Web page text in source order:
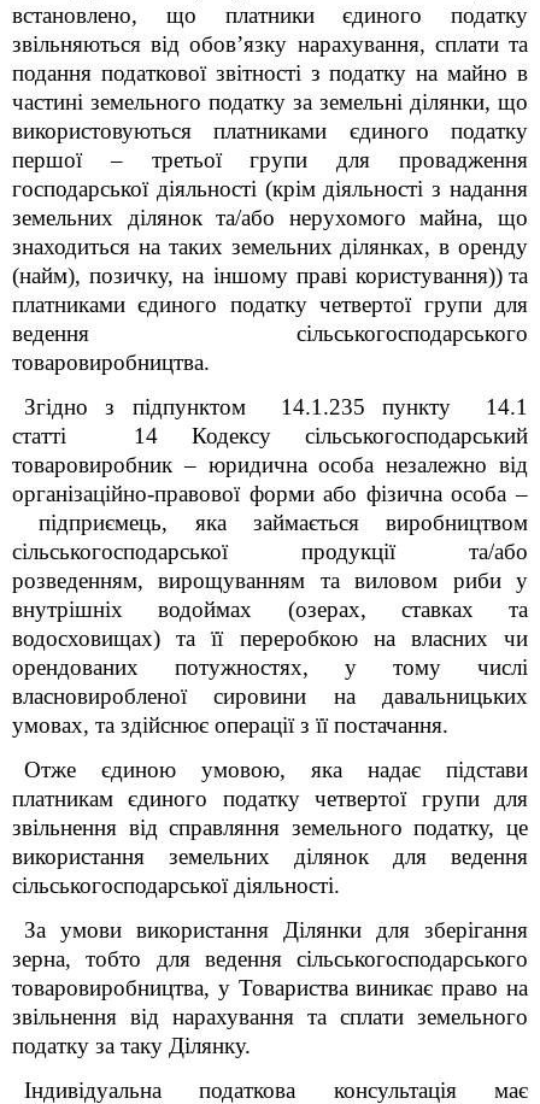
встановлено, що платники єдиного податку
звільняються від обов’язку нарахування, сплати та
подання податкової звітності з податку на майно в
частині земельного податку за земельні ділянки, що
використовуються платниками єдиного податку
першої – третьої групи для провадження
господарської діяльності (крім діяльності з надання
земельних ділянок та/або нерухомого майна, що
знаходиться на таких земельних ділянках, в оренду
(найм), позичку, на іншому праві користування)) та
платниками єдиного податку четвертої групи для
ведення сільськогосподарського
товаровиробництва.
Згідно з підпунктом 14.1.235 пункту 14.1
статті 14 Кодексу сільськогосподарський
товаровиробник – юридична особа незалежно від
організаційно-правової форми або фізична особа –
підприємець, яка займається виробництвом
сільськогосподарської продукції та/або
розведенням, вирощуванням та виловом риби у
внутрішніх водоймах (озерах, ставках та
водосховищах) та її переробкою на власних чи
орендованих потужностях, у тому числі
власновиробленої сировини на давальницьких
умовах, та здійснює операції з її постачання.
Отже єдиною умовою, яка надає підстави
платникам єдиного податку четвертої групи для
звільнення від справляння земельного податку, це
використання земельних ділянок для ведення
сільськогосподарської діяльності.
За умови використання Ділянки для зберігання
зерна, тобто для ведення сільськогосподарського
товаровиробництва, у Товариства виникає право на
звільнення від нарахування та сплати земельного
податку за таку Ділянку.
Індивідуальна податкова консультація має